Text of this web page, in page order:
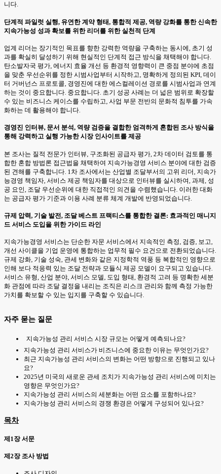
니다.
단계적 파일럿 실행, 유연한 계약 형태, 통합적 제공, 역량 강화를 통한 신속한
지속가능성 성과 확보를 위한 리더를 위한 실천적 단계
업계 리더는 장기적인 목표를 향한 강력한 역량을 구축하는 동시에, 초기 성
과를 확실히 달성하기 위해 현실적인 단계적 접근 방식을 채택해야 합니다.
탄소발자국 평가, 에너지 효율 개선 등 환경적 영향력이 큰 중점 분야에 초점
을 맞춘 우선순위를 정한 시범사업부터 시작하고, 명확하게 정의된 KPI, 데이
터 거버넌스 프로토콜, 경영진에 대한 에스컬레이션 경로를 시범사업과 연계
하는 것이 중요합니다. 중요합니다. 초기 성공 사례는 더 넓은 범위로 확장할
수 있는 비즈니스 케이스를 수립하고, 사업 부문 전반의 문화적 침투를 가속
화하는 데 활용해야 합니다.
경영진 인터뷰, 문서 분석, 역량 검증을 결합한 엄격하게 혼합된 조사 방식을
통해 강력하고 실행 가능한 시장 인사이트를 제공
본 조사는 질적 전문가 인터뷰, 구조화된 공급자 평가, 2차 데이터 검토를 통
합한 혼합 방법론 접근법을 채택하여 지속가능경영 서비스 분야에 대한 검증
된 견해를 구축합니다. 1차 조사에서는 산업별 조달부서의 고위 리더, 지속가
능경영 책임자, 서비스 제공 책임자를 대상으로 인터뷰를 실시하여, 과제, 성
공 요인, 조달 우선순위에 대한 직접적인 의견을 수렴했습니다. 이러한 대화
는 공급자 평가 기준과 이용 사례 분류 체계 개발에 반영되었습니다.
규제 압력, 기술 발전, 조달 베스트 프랙티스를 통합한 결론: 효과적인 매니지
드 서비스 도입을 위한 가이드 라인
지속가능경영 서비스는 단순한 자문 서비스에서 지속적인 측정, 검증, 보고,
개선 사이클을 기업 운영에 통합하는 업무적 필수 요건으로 전환되었습니다.
규제 강화, 기술 성숙, 관세 변화와 같은 지정학적 역풍 등 복합적인 영향으로
인해 보다 적응력 있는 조달 전략과 모듈식 제공 모델이 요구되고 있습니다.
서비스 유형, 산업 분야, 서비스 모델, 도입 형태, 환경적 고려 등 명확한 세분
화 관점에 따라 조달 결정을 내리는 조직은 리스크 관리와 함께 측정 가능한
가치를 확보할 수 있는 입지를 구축할 수 있습니다.
자주 묻는 질문
지속가능성 관리 서비스 시장 규모는 어떻게 예측되나요?
지속가능성 관리 서비스가 비즈니스에 중요한 이유는 무엇인가요?
최근 지속가능성 관리 서비스의 변화는 어떤 방향으로 진행되고 있나
요?
2025년 미국의 새로운 관세 조치가 지속가능성 관리 서비스에 미치는
영향은 무엇인가요?
지속가능성 관리 서비스의 세분화는 어떤 요소를 포함하나요?
지속가능성 관리 서비스의 경쟁 환경은 어떻게 구성되어 있나요?
목차
제1장 서문
제2장 조사 방법